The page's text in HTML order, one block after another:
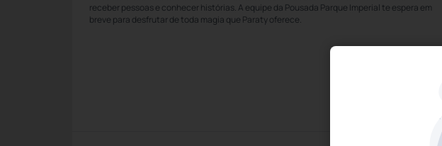
receber pessoas e conhecer histórias. A equipe da Pousada Parque Imperial te espera em
breve para desfrutar de toda magia que Paraty oferece.